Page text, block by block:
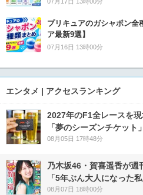
プリキュアのガシャポン全
ア最新9選】
07月16日 13時00分
エンタメ | アクセスランキング
2027年のF1全レースを
「夢のシーズンチケット
08月05日 17時48分
乃木坂46・賀喜遥香が週
「5年ぶん大人になった
08月07日 18時00分